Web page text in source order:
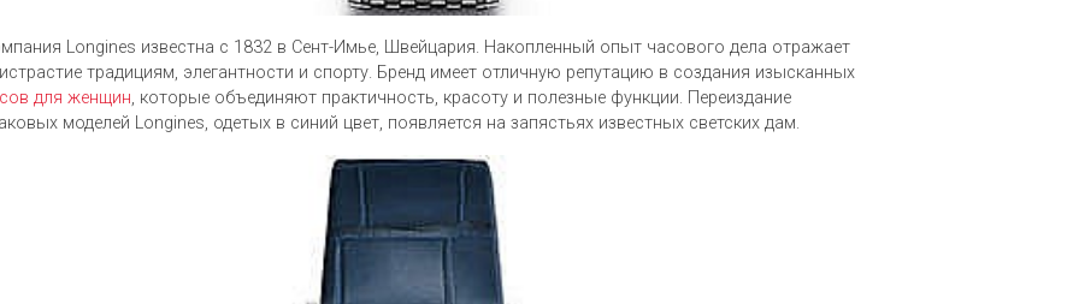
Longines известна с 1832 в Сент-Имье, Швейцария. Накопленный опыт часового дела отражает
традициям, элегантности и спорту. Бренд имеет отличную репутацию в создания изысканных
для женщин, которые объединяют практичность, красоту и полезные функции. Переиздание
моделей Longines, одетых в синий цвет, появляется на запястьях известных светских дам.